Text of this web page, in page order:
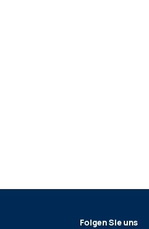
Folgen Sie uns